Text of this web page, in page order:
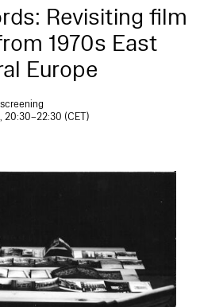
Revisiting film
1970s East
Europe
screening
20:30–22:30 (CET)